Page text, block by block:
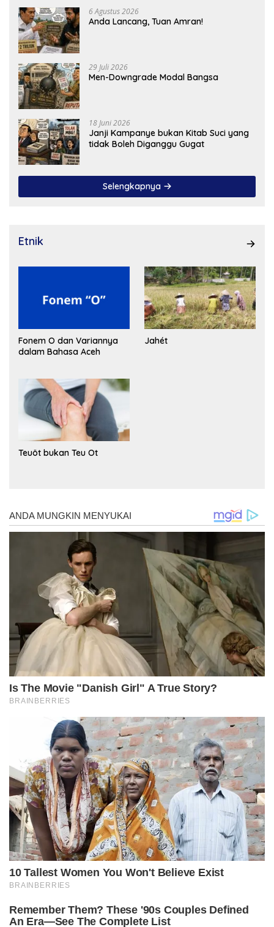
6 Agustus 2026
Anda Lancang, Tuan Amran!
29 Juli 2026
Men-Downgrade Modal Bangsa
18 Juni 2026
Janji Kampanye bukan Kitab Suci yang
tidak Boleh Diganggu Gugat
Selengkapnya
Etnik
Fonem O dan Variannya
dalam Bahasa Aceh
Jahét
Teuöt bukan Teu Ot